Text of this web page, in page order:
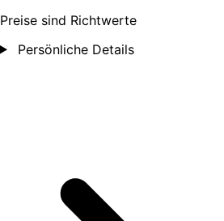
Preise sind Richtwerte
Persönliche Details